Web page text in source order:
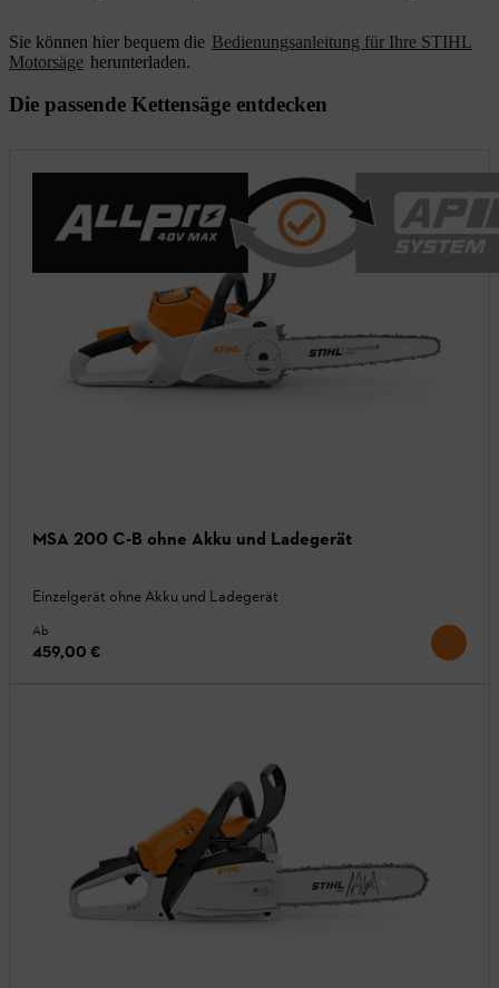
Sie können hier bequem die Bedienungsanleitung für Ihre STIHL
Motorsäge herunterladen.
Die passende Kettensäge entdecken
MSA 200 C-B ohne Akku und Ladegerät
Einzelgerät ohne Akku und Ladegerät
Ab
459,00 €